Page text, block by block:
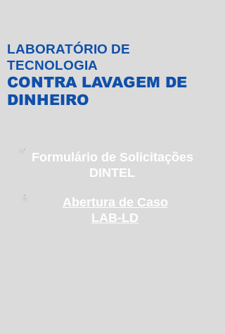
LABORATÓRIO DE
TECNOLOGIA
CONTRA LAVAGEM DE
DINHEIRO
Formulário de Solicitações
DINTEL
Abertura de Caso
LAB-LD